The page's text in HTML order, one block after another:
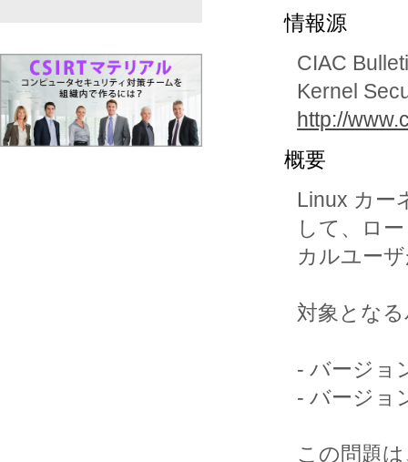
情報源
CIAC
Kernel
http://
概要
Linux カー
して、ロー
カルユー
対象とな
- バージョ
- バージョ
この問題